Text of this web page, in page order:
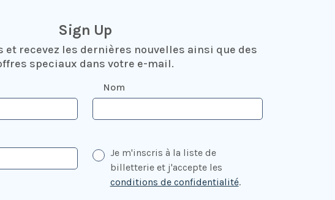
Sign Up
et recevez les dernières nouvelles ainsi que des
speciaux dans votre e-mail.
Nom
Je m'inscris à la liste de
billetterie et j'accepte les
conditions de confidentialité.